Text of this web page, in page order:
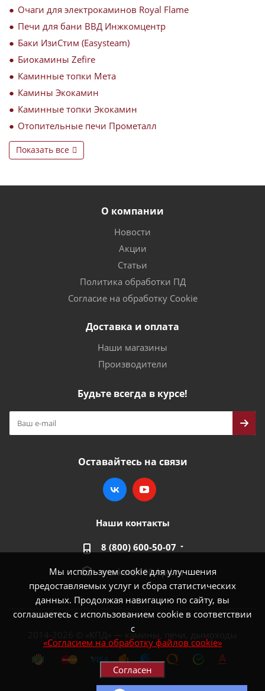
Мы используем cookie для улучшения
предоставляемых услуг и сбора статистических
данных. Продолжая навигацию по сайту, вы
соглашаетесь с использованием cookie в соответствии
с
«Согласием на обработку файлов cookie»
Согласен
Очаги для электрокаминов Royal Flame
Печи для бани ВВД Инжкомцентр
Баки ИзиСтим (Easysteam)
Биокамины Zefire
Каминные топки Мета
Камины Экокамин
Каминные топки Экокамин
Отопительные печи Прометалл
Показать все
О компании
Новости
Акции
Статьи
Политика обработки ПД
Согласие на обработку Cookie
Доставка и оплата
Наши магазины
Производители
Будьте всегда в курсе!
Оставайтесь на связи
Наши контакты
8 (800) 600-50-07
market@100-kpd.ru
2014-2026 © «КПД» — камины, печи, дымоходы